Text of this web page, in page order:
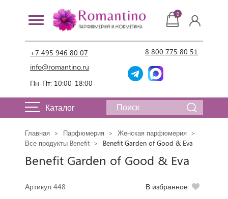
+7 495 946 80 07
info@romantino.ru
Пн-Пт: 10:00-18:00
8 800 775 80 51
0
Каталог
Главная Парфюмерия
Женская парфюмерия
Все продукты Benefit
Benefit Garden of Good & Eva
Benefit Garden of Good & Eva
Артикул 448 В избранное